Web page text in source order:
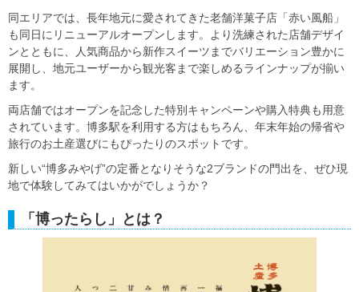
同エリアでは、長年地元に愛されてきた老舗洋菓子店「赤い風船」
も同日にリニューアルオープンします。より洗練された店舗デザイ
ンとともに、人気商品から新作スイーツまでバリエーション豊かに
展開し、地元ユーザーから観光客まで楽しめるラインナップが揃い
ます。
両店舗ではオープンを記念した特別キャンペーンや購入特典も用意
されています。博多駅を利用する方はもちろん、年末年始の帰省や
旅行のお土産選びにもぴったりのスポットです。
新しい“博多みやげ”の定番となりそうな2ブランドの門出を、ぜひ現
地で体験してみてはいかがでしょうか？
「博ったらし」とは？